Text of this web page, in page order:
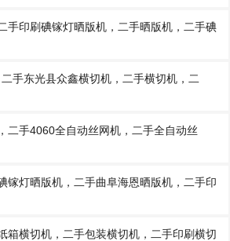
手印刷碘镓灯晒版机，二手晒版机，二手碘
手东光县众鑫横切机，二手横切机，二
二手4060全自动丝网机，二手全自动丝
镓灯晒版机，二手曲阜海恩晒版机，二手印
箱横切机，二手包装横切机，二手印刷横切